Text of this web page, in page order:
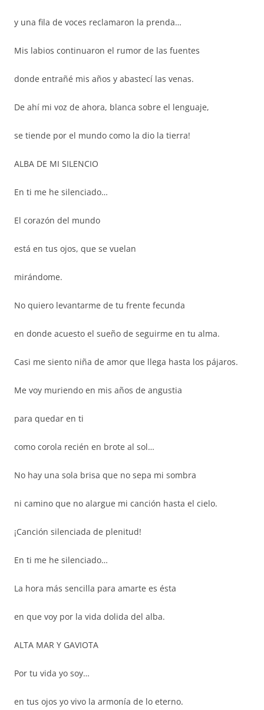
y una fila de voces reclamaron la prenda…
Mis labios continuaron el rumor de las fuentes
donde entrañé mis años y abastecí las venas.
De ahí mi voz de ahora, blanca sobre el lenguaje,
se tiende por el mundo como la dio la tierra!
ALBA DE MI SILENCIO
En ti me he silenciado…
El corazón del mundo
está en tus ojos, que se vuelan
mirándome.
No quiero levantarme de tu frente fecunda
en donde acuesto el sueño de seguirme en tu alma.
Casi me siento niña de amor que llega hasta los pájaros.
Me voy muriendo en mis años de angustia
para quedar en ti
como corola recién en brote al sol…
No hay una sola brisa que no sepa mi sombra
ni camino que no alargue mi canción hasta el cielo.
¡Canción silenciada de plenitud!
En ti me he silenciado…
La hora más sencilla para amarte es ésta
en que voy por la vida dolida del alba.
ALTA MAR Y GAVIOTA
Por tu vida yo soy…
en tus ojos yo vivo la armonía de lo eterno.